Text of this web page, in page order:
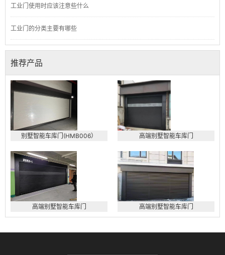
工业门使用时应该注意些什么
工业门的分类主要有哪些
推荐产品
别墅智能车库门(HMB006） 高端别墅智能车库门
高端别墅智能车库门 高端别墅智能车库门